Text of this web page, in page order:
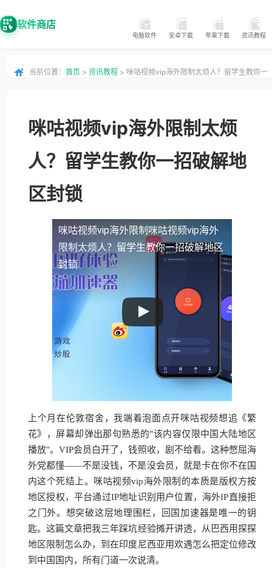
软件商店
电脑软件 安卓下载 苹果下载 资讯教程
当前位置： 首页 > 资讯教程 > 咪咕视频vip海外限制太烦人？留学生教你一
咪咕视频vip海外限制太烦
人？留学生教你一招破解地
区封锁
咪咕视频vip海外限制 咪咕视频vip海外
限制太烦人？留学生教你一招破解地区
封锁
上个月在伦敦宿舍，我端着泡面点开咪咕视频想追《繁
花》，屏幕却弹出那句熟悉的"该内容仅限中国大陆地区
播放"。VIP会员白开了，钱照收，剧不给看。这种憋屈海
外党都懂——不是没钱，不是没会员，就是卡在你不在国
内这个死结上。咪咕视频vip海外限制的本质是版权方按
地区授权，平台通过IP地址识别用户位置，海外IP直接拒
之门外。想突破这层地理围栏，回国加速器是唯一的钥
匙。这篇文章把我三年踩坑经验摊开讲透，从巴西用探探
地区限制怎么办，到在印度尼西亚用欢遇怎么把定位修改
到中国国内，所有门道一次说清。